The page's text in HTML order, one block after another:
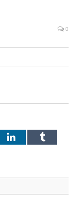
0
LinkedInTumblr